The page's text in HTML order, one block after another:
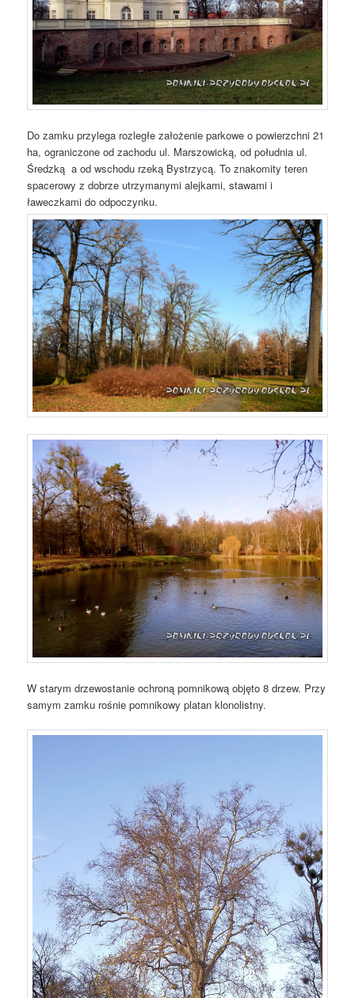
Do zamku przylega rozległe założenie parkowe o powierzchni 21
ha, ograniczone od zachodu ul. Marszowicką, od południa ul.
Średzką a od wschodu rzeką Bystrzycą. To znakomity teren
spacerowy z dobrze utrzymanymi alejkami, stawami i
ławeczkami do odpoczynku.
W starym drzewostanie ochroną pomnikową objęto 8 drzew. Przy
samym zamku rośnie pomnikowy platan klonolistny.